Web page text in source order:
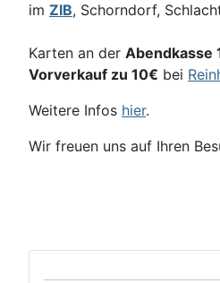
im ZIB, Schorndorf,
Karten an der Abendkasse
Vorverkauf zu 10€ bei
Weitere Infos hier.
Wir freuen uns auf Ihren